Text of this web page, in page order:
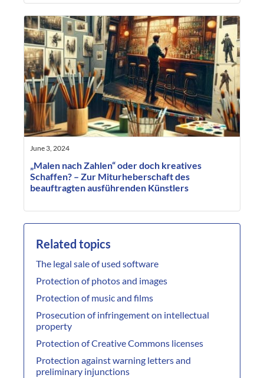
June 3, 2024
„Malen nach Zahlen“ oder doch kreatives
Schaffen? – Zur Miturheberschaft des
beauftragten ausführenden Künstlers
Related topics
The legal sale of used software
Protection of photos and images
Protection of music and films
Prosecution of infringement on intellectual
property
Protection of Creative Commons licenses
Protection against warning letters and
preliminary injunctions